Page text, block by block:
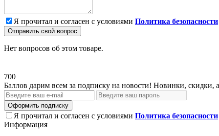
Я прочитал и согласен с условиями Политика безопасности
Отправить свой вопрос
Нет вопросов об этом товаре.
700
Баллов дарим всем за подписку на новости! Новинки, скидки,
Оформить подписку
Я прочитал и согласен с условиями Политика безопасности
Информация